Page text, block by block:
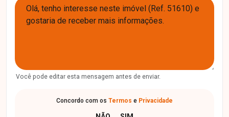
Você pode editar esta mensagem antes de enviar.
Concordo com os Termos e Privacidade